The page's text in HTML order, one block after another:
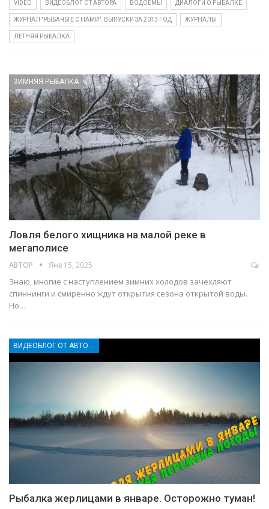
VIDEO ВИДЕОБЛОГ ОТ АВТОРА ВОДОЁМЫ ДИАЛОГИ О РЫБАЛКЕ
ЖУРНАЛ "РЫБАЧЬТЕ С НАМИ". ВЫПУСКИ ЗА 2013 ГОД ЖУРНАЛЫ
ЛЕТНЯЯ РЫБАЛКА
ЗИМНЯЯ РЫБАЛКА
Ловля белого хищника на малой реке в
мегаполисе
АВТОР Янв 15, 2025
Знаю, многие с наступлением зимних холодов зачехляют
спиннинги и смиренно ждут открытия сезона открытой воды.
Но…
Рыбалка жерлицами в январе. Осторожно туман!